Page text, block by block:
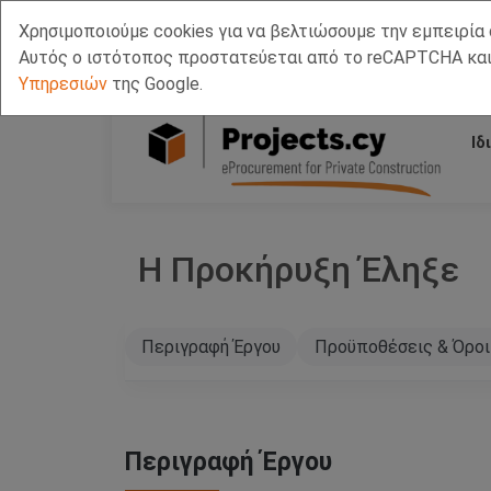
Χρησιμοποιούμε cookies για να βελτιώσουμε την
Αυτός ο ιστότοπος προστατεύεται από το reCAPTCHA και
Υπηρεσιών της Google.
Call UsFacebookLinkedInViber Chat +357 97443393
WhatsApp Chat
Η Προκήρυξη Έληξε
Περιγραφή Έργου Προϋποθέσεις & Όροι
Περιγραφή Έργου